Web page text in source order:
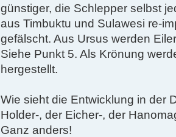
günstiger, die Schlepper selbst
aus Timbuktu und Sulawesi re-
gefälscht. Aus Ursus werden
Siehe Punkt 5. Als Krönung
hergestellt.
Wie sieht die Entwicklung in der
Holder-, der Eicher-, der
Ganz anders!